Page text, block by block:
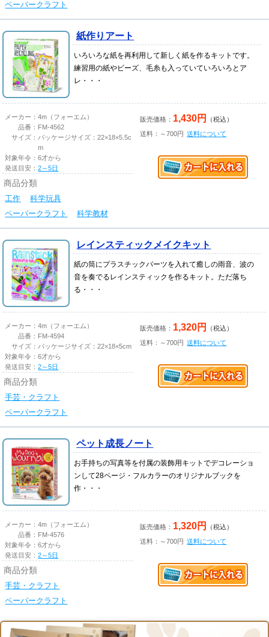
ペーパークラフト
紙作りアート
いろいろな紙を再利用して新しく紙を作るキットです。
練習用の紙やビーズ、毛糸も入っていていろいろとア
レ・・・
メーカー：4m（フォーエム）
品番： FM-4562
サイズ： パッケージサイズ：22×18×5.5c
m
対象年令：6才から
発送目安：2～5日
商品分類
工作
科学玩具
ペーパークラフト
科学教材
販売価格： 1,430円
（税込）
送料：～700円
送料について
レインスティックメイクキット
紙の筒にプラスチックパーツを入れて癒しの雨音、波の
音を奏でるレインスティックを作るキット。ただ落ち
る・・・
メーカー：4m（フォーエム）
品番： FM-4594
サイズ： パッケージサイズ：22×18×5cm
対象年令：6才から
発送目安：2～5日
商品分類
手芸・クラフト
ペーパークラフト
販売価格： 1,320円
（税込）
送料：～700円 送料について
ペット成長ノート
お手持ちの写真等を付属の装飾用キットでデコレーショ
ンして28ページ・フルカラーのオリジナルブックを
作・・・
メーカー：4m（フォーエム）
品番： FM-4576
対象年令：6才から
発送目安：2～5日
商品分類
手芸・クラフト
ペーパークラフト
販売価格： 1,320円
（税込）
送料：～700円 送料について